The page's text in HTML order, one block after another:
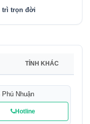
trì trọn đời
TỈNH KHÁC
Nhuận
Hotline